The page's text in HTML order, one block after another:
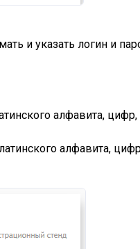
и указать логин и
алфавита, цифр,
алфавита,